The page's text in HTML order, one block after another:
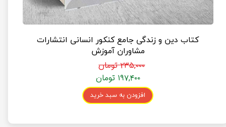
کتاب دین و زندگی جامع کنکور انسانی انتشارات
مشاوران آموزش
۲۳۵,۰۰۰ تومان
۱۹۷,۴۰۰ تومان
افزودن به سبد خرید